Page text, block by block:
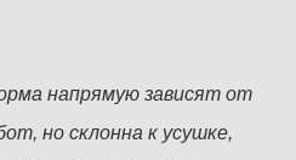
напрямую зависят от
но склонна к усушке,